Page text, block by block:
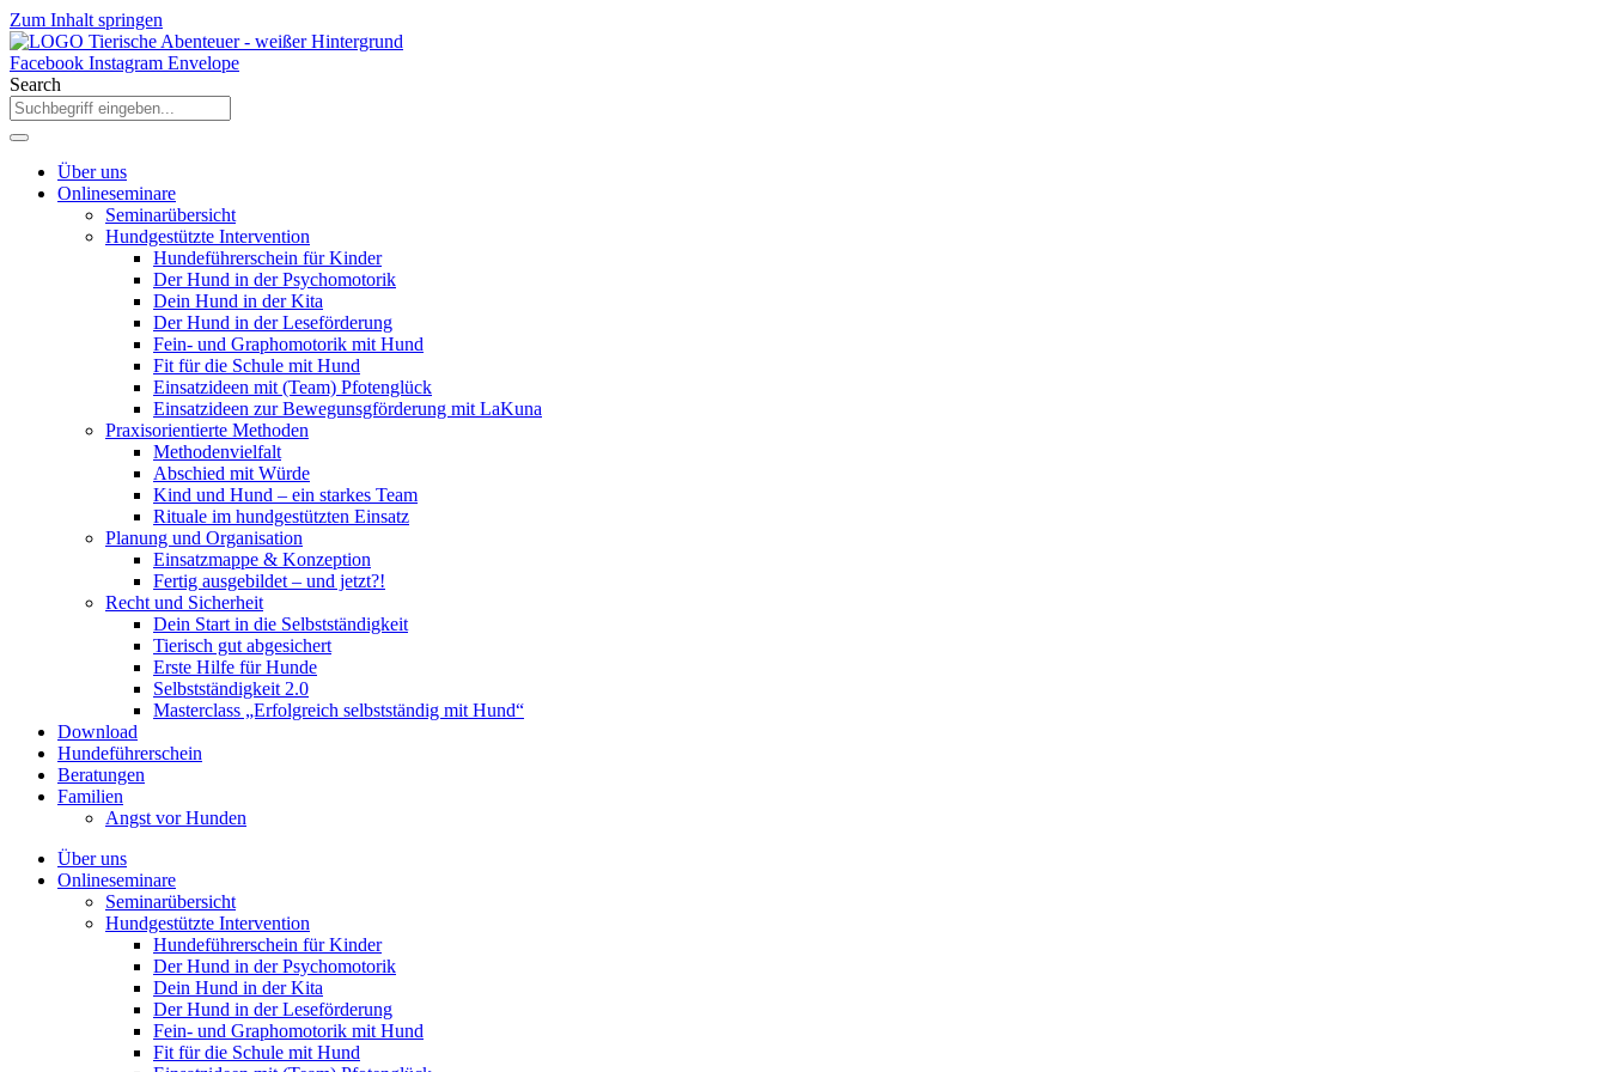
Zum Inhalt springen
Facebook Instagram Envelope
Search
Über uns
Onlineseminare
Seminarübersicht
Hundgestützte Intervention
Hundeführerschein für Kinder
Der Hund in der Psychomotorik
Dein Hund in der Kita
Der Hund in der Leseförderung
Fein- und Graphomotorik mit Hund
Fit für die Schule mit Hund
Einsatzideen mit (Team) Pfotenglück
Einsatzideen zur Bewegunsgförderung mit LaKuna
Praxisorientierte Methoden
Methodenvielfalt
Abschied mit Würde
Kind und Hund – ein starkes Team
Rituale im hundgestützten Einsatz
Planung und Organisation
Einsatzmappe & Konzeption
Fertig ausgebildet – und jetzt?!
Recht und Sicherheit
Dein Start in die Selbstständigkeit
Tierisch gut abgesichert
Erste Hilfe für Hunde
Selbstständigkeit 2.0
Masterclass „Erfolgreich selbstständig mit Hund“
Download
Hundeführerschein
Beratungen
Familien
Angst vor Hunden
Über uns
Onlineseminare
Seminarübersicht
Hundgestützte Intervention
Hundeführerschein für Kinder
Der Hund in der Psychomotorik
Dein Hund in der Kita
Der Hund in der Leseförderung
Fein- und Graphomotorik mit Hund
Fit für die Schule mit Hund